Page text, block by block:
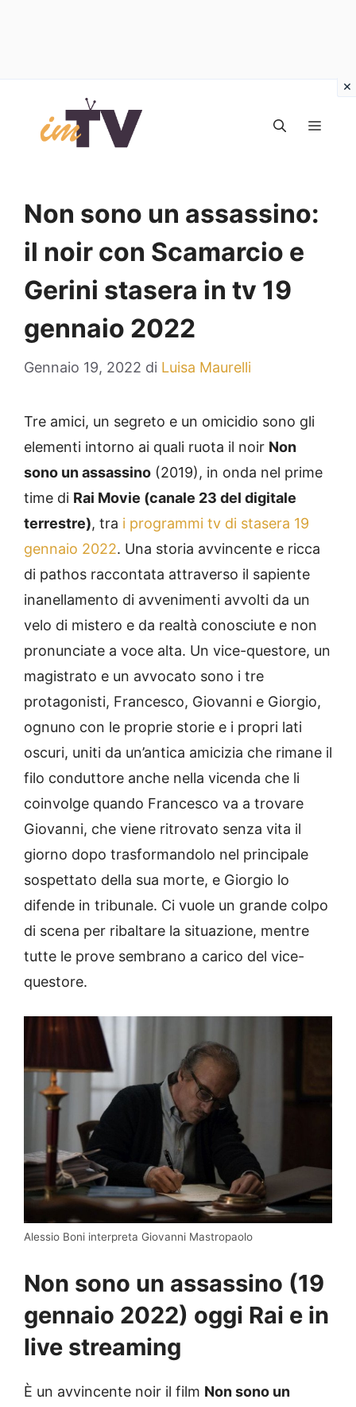
contenuto
Non sono un assassino:
il noir con Scamarcio e
Gerini stasera in tv 19
gennaio 2022
Gennaio 19, 2022 di Luisa Maurelli
Tre amici, un segreto e un omicidio sono gli
elementi intorno ai quali ruota il noir Non
sono un assassino (2019), in onda nel prime
time di Rai Movie (canale 23 del digitale
terrestre), tra i programmi tv di stasera 19
gennaio 2022. Una storia avvincente e ricca
di pathos raccontata attraverso il sapiente
inanellamento di avvenimenti avvolti da un
velo di mistero e da realtà conosciute e non
pronunciate a voce alta. Un vice-questore, un
magistrato e un avvocato sono i tre
protagonisti, Francesco, Giovanni e Giorgio,
ognuno con le proprie storie e i propri lati
oscuri, uniti da un’antica amicizia che rimane il
filo conduttore anche nella vicenda che li
coinvolge quando Francesco va a trovare
Giovanni, che viene ritrovato senza vita il
giorno dopo trasformandolo nel principale
sospettato della sua morte, e Giorgio lo
difende in tribunale. Ci vuole un grande colpo
di scena per ribaltare la situazione, mentre
tutte le prove sembrano a carico del vice-
questore.
Alessio Boni interpreta Giovanni Mastropaolo
Non sono un assassino (19
gennaio 2022) oggi Rai e in
live streaming
È un avvincente noir il film Non sono un